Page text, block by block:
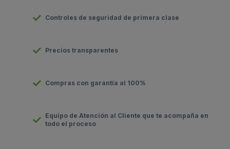
Controles de seguridad de primera clase
Precios transparentes
Compras con garantía al 100%
Equipo de Atención al Cliente que te acompaña en
todo el proceso